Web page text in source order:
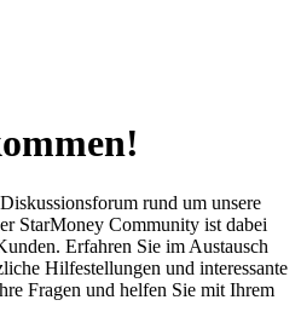
rund um unsere
StarMoney Community ist dabei
Erfahren Sie im Austausch
Hilfestellungen und interessante
Fragen und helfen Sie mit Ihrem